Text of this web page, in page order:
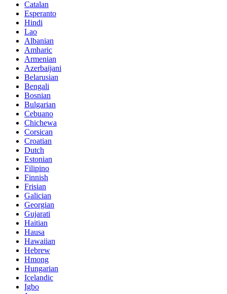
Catalan
Esperanto
Hindi
Lao
Albanian
Amharic
Armenian
Azerbaijani
Belarusian
Bengali
Bosnian
Bulgarian
Cebuano
Chichewa
Corsican
Croatian
Dutch
Estonian
Filipino
Finnish
Frisian
Galician
Georgian
Gujarati
Haitian
Hausa
Hawaiian
Hebrew
Hmong
Hungarian
Icelandic
Igbo